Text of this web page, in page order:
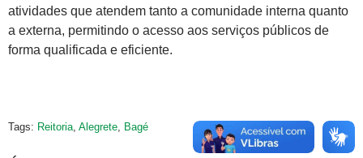
atividades que atendem tanto a comunidade interna quanto
a externa, permitindo o acesso aos serviços públicos de
forma qualificada e eficiente.
Tags: Reitoria, Alegrete, Bagé